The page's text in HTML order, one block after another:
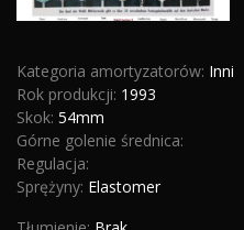
Kategoria amortyzatorów: Inni
Rok produkcji: 1993
Skok: 54mm
Górne golenie średnica:
Regulacja:
Sprężyny: Elastomer